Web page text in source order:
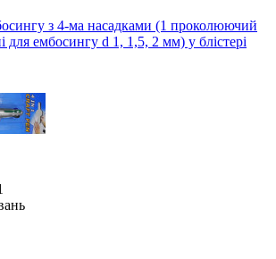
з 4-ма насадками (1 проколюючий
для ембосингу d 1, 1,5, 2 мм) у блістері